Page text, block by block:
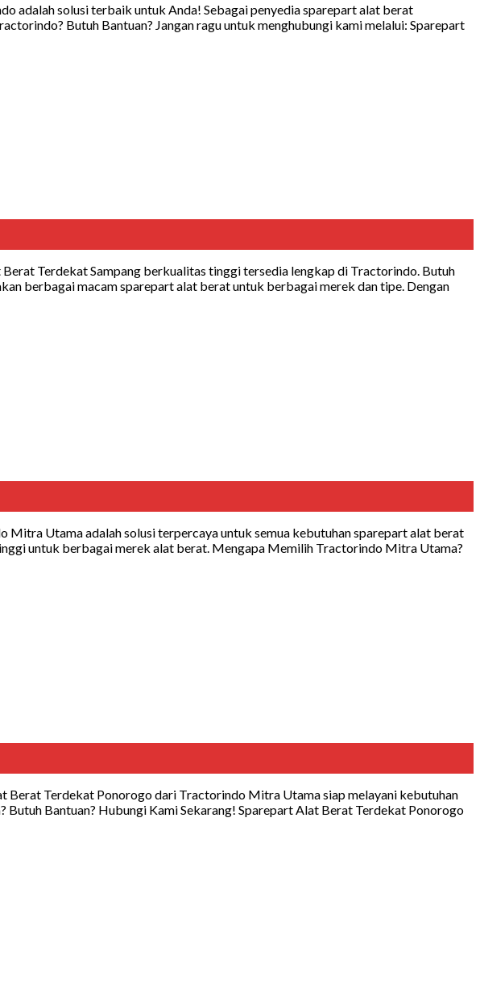
adalah solusi terbaik untuk Anda! Sebagai penyedia sparepart alat berat
Butuh Bantuan? Jangan ragu untuk menghubungi kami melalui: Sparepart
Terdekat Sampang berkualitas tinggi tersedia lengkap di Tractorindo. Butuh
berbagai macam sparepart alat berat untuk berbagai merek dan tipe. Dengan
Utama adalah solusi terpercaya untuk semua kebutuhan sparepart alat berat
untuk berbagai merek alat berat. Mengapa Memilih Tractorindo Mitra Utama?
Berat Terdekat Ponorogo dari Tractorindo Mitra Utama siap melayani kebutuhan
Bantuan? Hubungi Kami Sekarang! Sparepart Alat Berat Terdekat Ponorogo